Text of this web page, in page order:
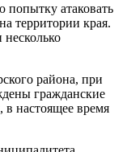
атаковать
территории края.
района, при
гражданские
настоящее время